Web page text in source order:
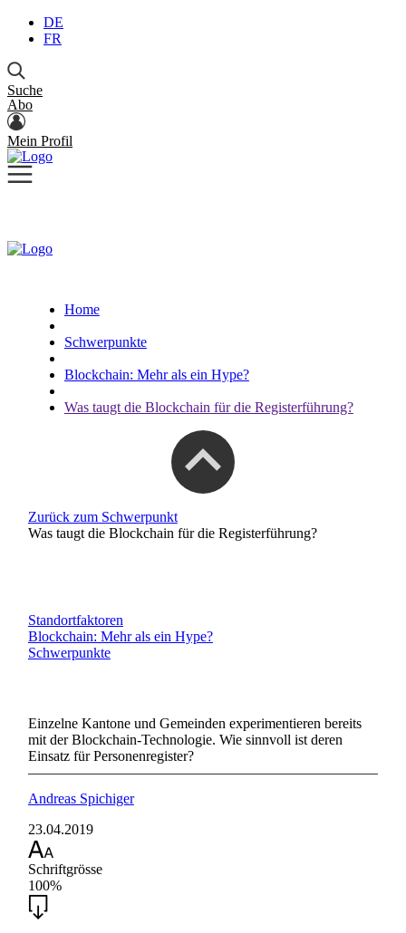
DE
FR
Suche
Abo
Mein Profil
Home
Schwerpunkte
Blockchain: Mehr als ein Hype?
Was taugt die Blockchain für die Registerführung?
Zurück zum Schwerpunkt
Was taugt die Blockchain für die Registerführung?
Standortfaktoren
Blockchain: Mehr als ein Hype?
Schwerpunkte
Einzelne Kantone und Gemeinden experimentieren bereits
mit der Blockchain-Technologie. Wie sinnvoll ist deren
Einsatz für Personenregister?
Andreas Spichiger
23.04.2019
Schriftgrösse
100%